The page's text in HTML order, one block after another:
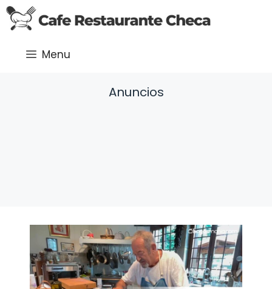
Saltar
al
Menu
Anuncios